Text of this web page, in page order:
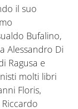
il suo
Bufalino,
Alessandro Di
Ragusa e
molti libri
Floris,